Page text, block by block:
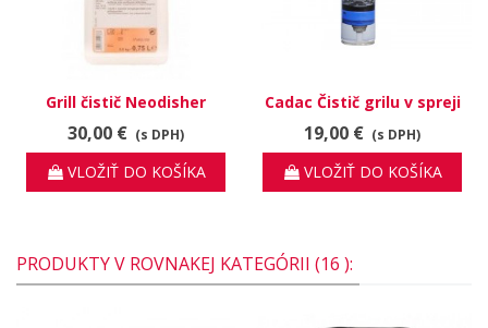
Grill čistič Neodisher
30,00 € (s DPH)
VLOŽIŤ DO KOŠÍKA
Cadac Čistič grilu v spreji
19,00 € (s DPH)
VLOŽIŤ DO KOŠÍKA
PRODUKTY V ROVNAKEJ KATEGÓRII (16 ):